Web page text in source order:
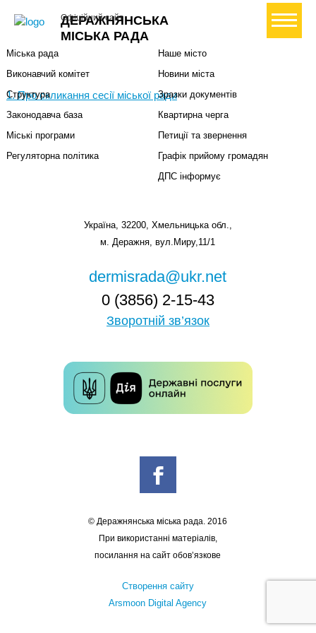
ДЕРАЖНЯНСЬКА
МІСЬКА РАДА
Офіційний сайт+ Створити петицію
1. Про скликання сесії міської ради
Міський голова
Міська рада
Виконавчий комітет
Структура
Законодавча база
Міські програми
Регуляторна політика
Наше місто
Новини міста
Зразки документів
Квартирна черга
Петиції та звернення
Графік прийому громадян
ДПС інформує
Україна, 32200, Хмельницька обл.,
м. Деражня, вул.Миру,11/1
dermisrada@ukr.net
0 (3856) 2-15-43
Зворотній зв’язок
© Деражнянська міська рада. 2016
При використанні матеріалів,
посилання на сайт обов’язкове
Створення сайту
Arsmoon Digital Agency